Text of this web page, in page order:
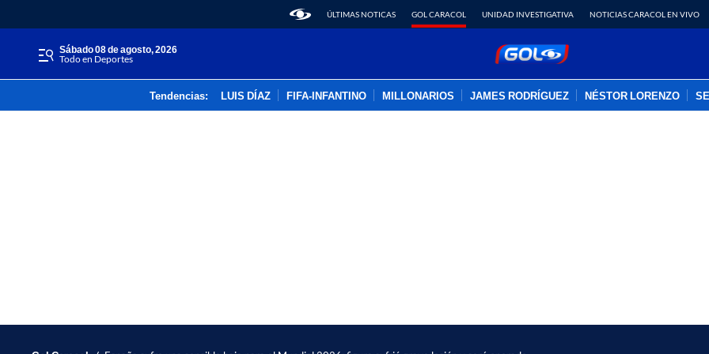
ÚLTIMAS NOTICAS GOL CARACOL UNIDAD INVESTIGATIVA NOTICIAS CARACOL EN VIVO
sábado 08 de agosto, 2026
Todo en Deportes
Tendencias: LUIS DÍAZ FIFA-INFANTINO MILLONARIOS JAMES RODRÍGUEZ NÉSTOR LORENZO